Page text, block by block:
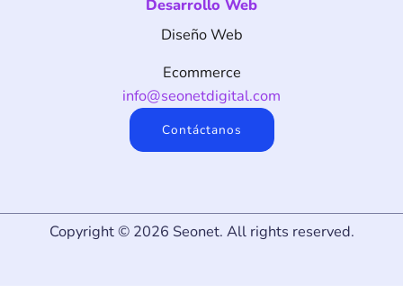
Desarrollo Web
Diseño Web
Ecommerce
info@seonetdigital.com
Contáctanos
Copyright © 2026 Seonet. All rights reserved.